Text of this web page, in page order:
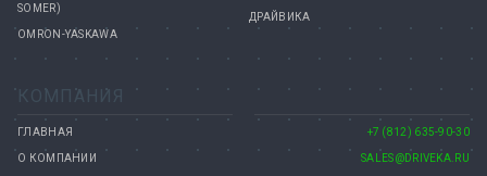
КОМПАНИЯ
ГЛАВНАЯ
О КОМПАНИИ
SOMER)
OMRON-YASKAWA
ДРАЙВИКА
+7 (812) 635-90-30
SALES@DRIVEKA.RU